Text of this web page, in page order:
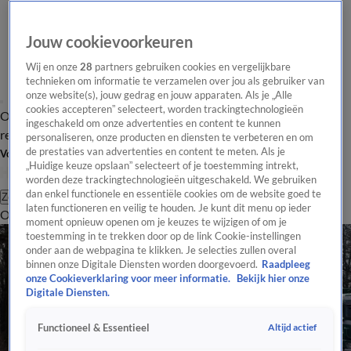
Overzicht Laatste nieuws Regionieuws Het beste van Hart
Tip de
redactie
Volg Hart van Nederland
Zoeken
OverzichtRegioUitzendingenWeerTip de redactiePanelVideo's
Jouw cookievoorkeuren
Wij en onze28 partners gebruiken cookies en vergelijkbare
technieken om informatie te verzamelen over jou als gebruiker van
onze website(s), jouw gedrag en jouw apparaten. Als je „Alle
cookies accepteren” selecteert, worden trackingtechnologieën
ingeschakeld om onze advertenties en content te kunnen
personaliseren, onze producten en diensten te verbeteren en om
de prestaties van advertenties en content te meten. Als je
„Huidige keuze opslaan” selecteert of je toestemming intrekt,
worden deze trackingtechnologieën uitgeschakeld. We gebruiken
dan enkel functionele en essentiële cookies om de website goed te
laten functioneren en veilig te houden. Je kunt dit menu op ieder
moment opnieuw openen om je keuzes te wijzigen of om je
toestemming in te trekken door op de link Cookie-instellingen
onder aan de webpagina te klikken. Je selecties zullen overal
binnen onze Digitale Diensten worden doorgevoerd. Raadpleeg
onze Cookieverklaring voor meer informatie.
Bekijk hier onze
Digitale Diensten.
Functioneel & Essentieel Altijd actief